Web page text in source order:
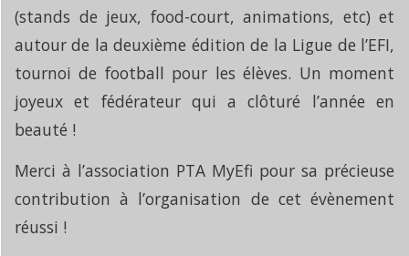
(stands de jeux, food-court, animations, etc) et
autour de la deuxième édition de la Ligue de l’EFI,
tournoi de football pour les élèves. Un moment
joyeux et fédérateur qui a clôturé l’année en
beauté !
Merci à l’association PTA MyEfi pour sa précieuse
contribution à l’organisation de cet évènement
réussi !